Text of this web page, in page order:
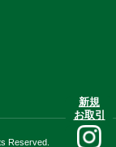
新規
お取引
Reserved.